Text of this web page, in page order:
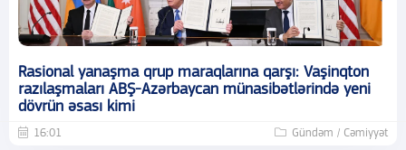
Rasional yanaşma qrup maraqlarına qarşı: Vaşinqton
razılaşmaları ABŞ-Azərbaycan münasibətlərində yeni
dövrün əsası kimi
16:01 Gündəm / Cəmiyyət